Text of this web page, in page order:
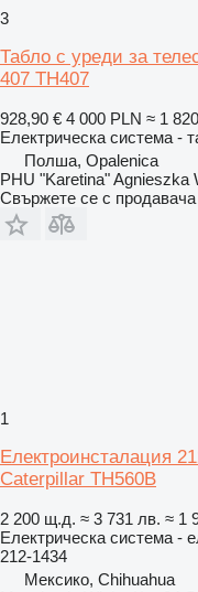
3
Табло с уреди за
407 TH407
928,90 € 4 000 PLN ≈ 1
Електрическа система -
Полша, Opalenica
PHU "Karetina" Agnieszka
Свържете се с продавача
1
Електроинсталация
Caterpillar TH560B
2 200 щ.д. ≈ 3 731 лв. ≈ 1
Електрическа система -
212-1434
Мексико, Chihuahua